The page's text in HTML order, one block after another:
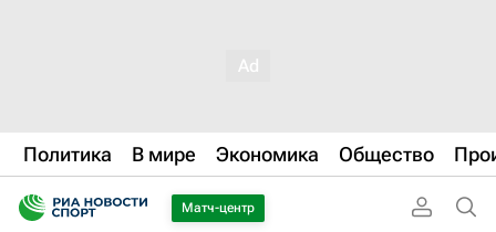
Политика В мире Экономика Общество
Матч-центр